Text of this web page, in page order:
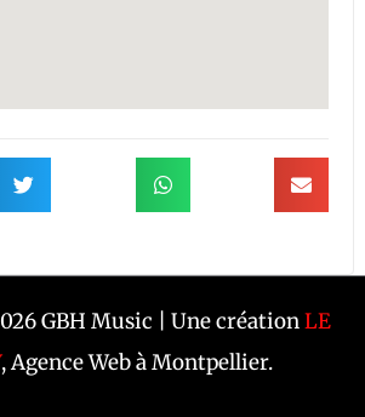
GBH Music | Une créationLE
, Agence Web à Montpellier.